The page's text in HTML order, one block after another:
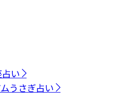
い
うさぎ占い